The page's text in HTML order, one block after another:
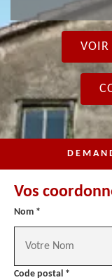
VOIR
Vos
Nom *
Code postal *